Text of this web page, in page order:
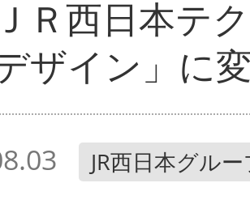
Ｒ西日本テ
ザイン」に
JR西日本グル